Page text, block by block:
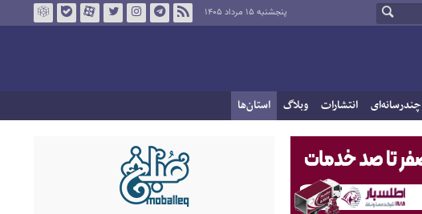
پنجشنبه ۱۵ مرداد ۱۴۰۵
چندرسانه‌ای انتشارات وبلاگ استان‌ها